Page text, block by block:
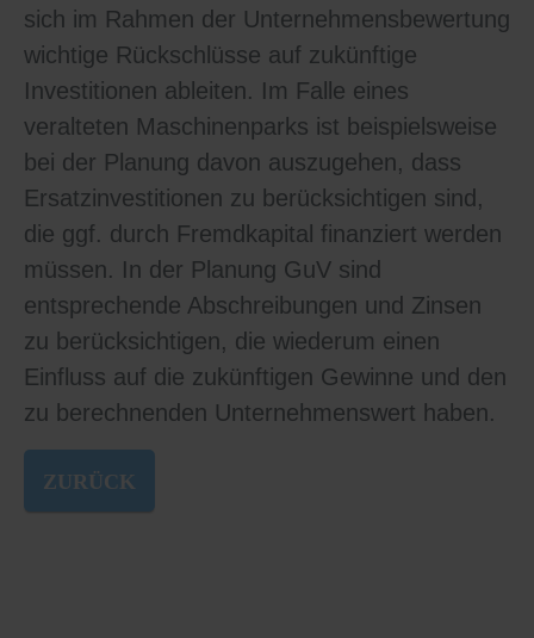
sich im Rahmen der Unternehmensbewertung
wichtige Rückschlüsse auf zukünftige
Investitionen ableiten. Im Falle eines
veralteten Maschinenparks ist beispielsweise
bei der Planung davon auszugehen, dass
Ersatzinvestitionen zu berücksichtigen sind,
die ggf. durch Fremdkapital finanziert werden
müssen. In der Planung GuV sind
entsprechende Abschreibungen und Zinsen
zu berücksichtigen, die wiederum einen
Einfluss auf die zukünftigen Gewinne und den
zu berechnenden Unternehmenswert haben.
ZURÜCK